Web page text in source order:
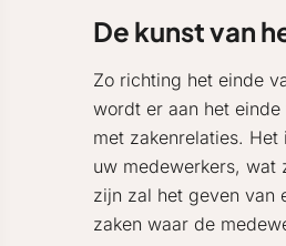
De kunst van
Zo richting het einde
wordt er aan het
met zakenrelaties.
uw medewerkers, wat
zijn zal het geven van
zaken waar de